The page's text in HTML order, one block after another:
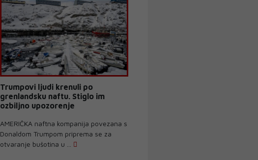
Trumpovi ljudi krenuli po
grenlandsku naftu. Stiglo im
ozbiljno upozorenje
AMERIČKA naftna kompanija povezana s
Donaldom Trumpom priprema se za
otvaranje bušotina u ...